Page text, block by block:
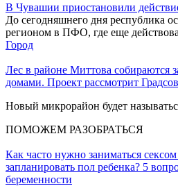
В Чувашии приостановили
До сегодняшнего дня республика
регионом в ПФО, где еще
Город
Лес в районе Миттова собираются
домами. Проект рассмотрит
Новый микрорайон будет
ПОМОЖЕМ РАЗОБРАТЬСЯ
Как часто нужно заниматься
запланировать пол ребенка? 5
беременности